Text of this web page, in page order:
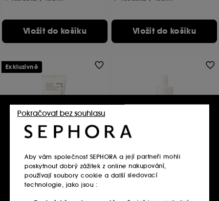
Vložit do košíku Vložit do košíku
Volcanic BHA Pore
Cleansing Foam
Čisticí pěna
185
450.00Kč
Exkluzivně
Green Tea Enzyme Vitamin C
Brightening Serum
Rozjasňujicí sérum
808
Aby vám společnost SEPHORA a její partneři mohli
poskytnout dobrý zážitek z online nakupování,
používají soubory cookie a další sledovací
technologie, jako jsou :
Pokračovat bez souhlasu